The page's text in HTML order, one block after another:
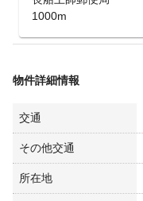
1000m
物件詳細情報
交通
その他交通
所在地